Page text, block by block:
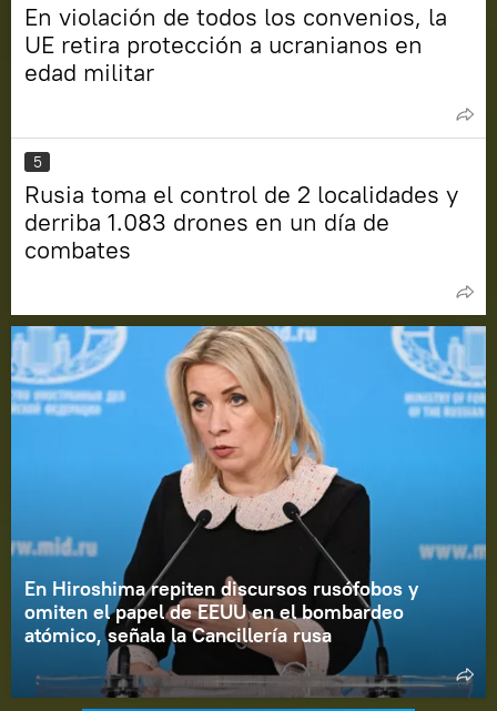
En violación de todos los convenios, la
UE retira protección a ucranianos en
edad militar
5
Rusia toma el control de 2 localidades y
derriba 1.083 drones en un día de
combates
En Hiroshima repiten discursos rusófobos y
omiten el papel de EEUU en el bombardeo
atómico, señala la Cancillería rusa